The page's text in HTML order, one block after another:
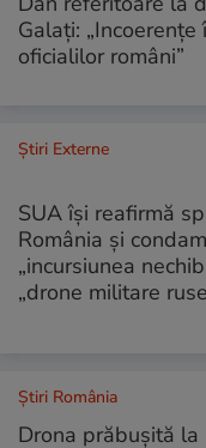
Galați:
oficialilor români”
Știri Externe
SUA își reafirmă
România și
„incursiunea
„drone militare
Știri România
Drona prăbușită la